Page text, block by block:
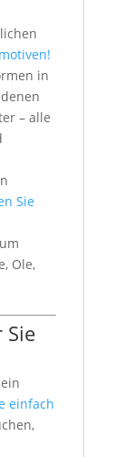
in
– alle
Sie
Ole,
einfach